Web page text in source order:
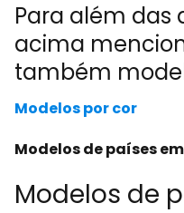
Para além das
acima
também
Modelos por cor
Modelos de países
Modelos de